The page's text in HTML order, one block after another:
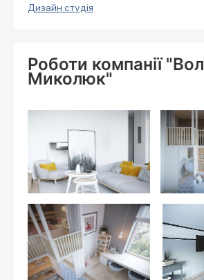
Дизайн студія
Роботи компанії
Миколюк"